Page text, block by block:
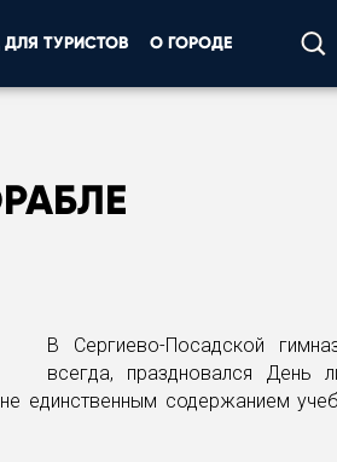
ДЛЯ ТУРИСТОВ О ГОРОДЕ
В Сергиево-Посадской
всегда, праздновался День
единственным содержанием